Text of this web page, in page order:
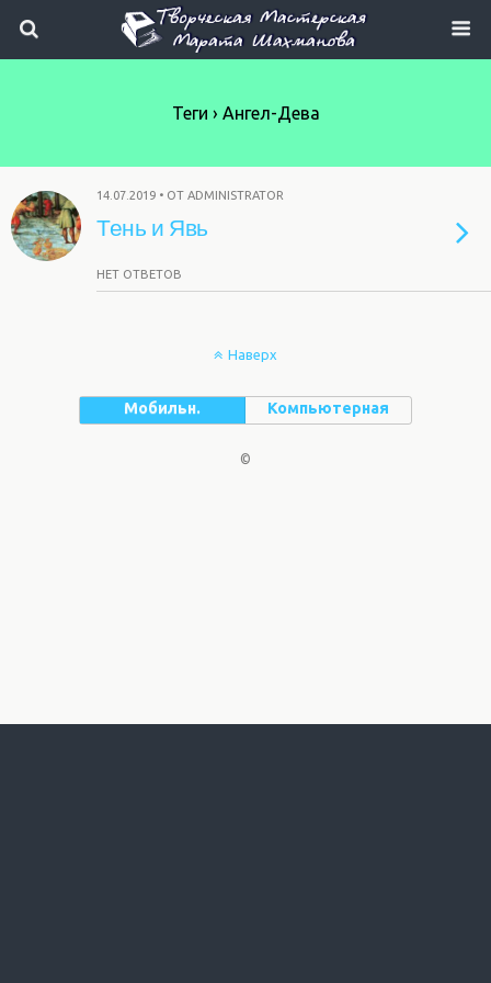
Теги › Ангел-Дева
14.07.2019 • ОТ ADMINISTRATOR
Тень и Явь
НЕТ ОТВЕТОВ
Наверх
Мобильн. Компьютерная
©